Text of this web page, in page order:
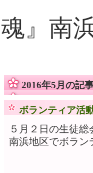
魂』南
2016年5月の記
ボランティア活
５月２日の生徒
南浜地区でボラン